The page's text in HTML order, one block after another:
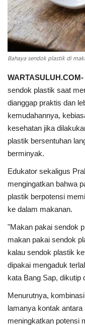
INDEKS
HEALTHY
Bahaya sendok plastik di
WARTASULUH.COM-
sendok plastik saat
dianggap praktis dan
kemudahannya,
kesehatan jika
plastik bersentuhan
berminyak.
Edukator sekaligus
mengingatkan bahwa
plastik berpotensi
ke dalam makanan.
"Makan pakai sendok
makan pakai sendok
kalau sendok plastik
dipakai mengaduk
kata Bang Sap, dikutip
Menurutnya,
lamanya kontak
meningkatkan potensi